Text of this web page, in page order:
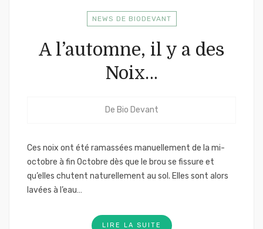
NEWS DE BIODEVANT
A l’automne, il y a des
Noix…
De Bio Devant
Ces noix ont été ramassées manuellement de la mi-
octobre à fin Octobre dès que le brou se fissure et
qu’elles chutent naturellement au sol. Elles sont alors
lavées à l’eau…
LIRE LA SUITE